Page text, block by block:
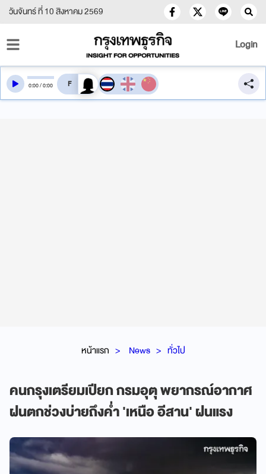
วันจันทร์ ที่ 10 สิงหาคม 2569
Login
หน้าแรก News ทั่วไป
คนกรุงเตรียมเปียก กรมอุตุ พยากรณ์อากาศ
ฝนตกช่วงบ่ายถึงค่ำ 'เหนือ อีสาน' ฝนแรง
0:00/0:00 สลับเสียงอ่าน